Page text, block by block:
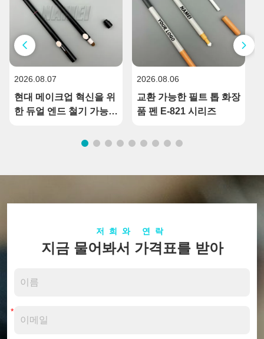
2026.08.07
현대 메이크업 혁신을 위
한 듀얼 엔드 철기 가능한
2026.08.06
교환 가능한 필트 톱 화장
품 펜 E-821 시리즈
저희와 연락
지금 물어봐서 가격표를 받아